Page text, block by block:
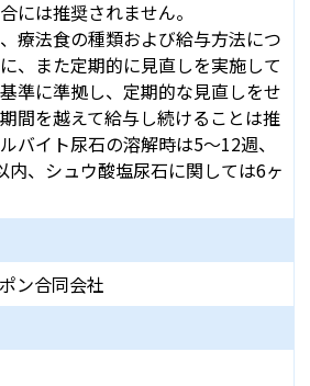
には推奨されません。
療法食の種類および給与方法につ
、また定期的に見直しを実施して
準に準拠し、定期的な見直しをせ
間を越えて給与し続けることは推
バイト尿石の溶解時は5～12週、
内、シュウ酸塩尿石に関しては6ヶ
ン合同会社